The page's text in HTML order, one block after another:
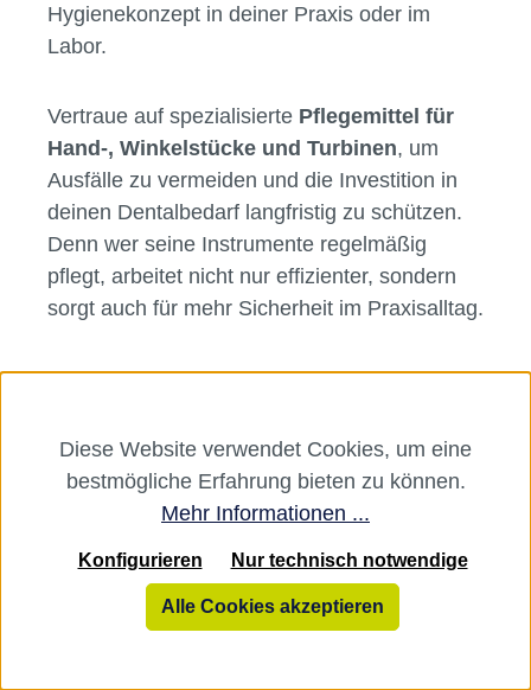
Hygienekonzept in deiner Praxis oder im
Labor.
Vertraue auf spezialisierte Pflegemittel für
Hand-, Winkelstücke und Turbinen, um
Ausfälle zu vermeiden und die Investition in
deinen Dentalbedarf langfristig zu schützen.
Denn wer seine Instrumente regelmäßig
pflegt, arbeitet nicht nur effizienter, sondern
sorgt auch für mehr Sicherheit im Praxisalltag.
Service
Rechtliches
Über uns
Diese Website verwendet Cookies, um eine
bestmögliche Erfahrung bieten zu können.
Mehr Informationen ...
Nur technisch notwendige
Konfigurieren
Alle Cookies akzeptieren